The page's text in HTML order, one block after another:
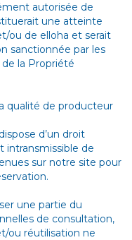
autorisée de
une atteinte
ou de elloha et serait
sanctionnée par les
de la Propriété
qualité de producteur
d’un droit
intransmissible de
sur notre site pour
une partie du
de consultation,
ou réutilisation ne